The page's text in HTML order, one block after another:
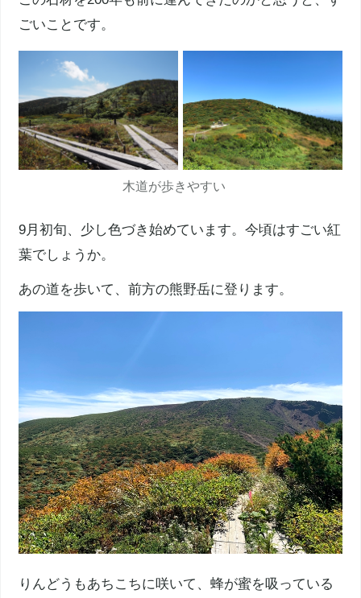
ごいことです。
木道が歩きやすい
9月初旬、少し色づき始めています。今頃はすごい紅
葉でしょうか。
あの道を歩いて、前方の熊野岳に登ります。
りんどうもあちこちに咲いて、蜂が蜜を吸っている